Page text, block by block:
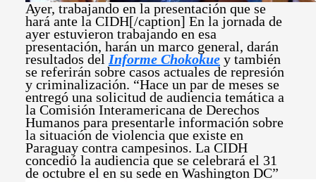
Ayer, trabajando en la presentación que se
hará ante la CIDH[/caption] En la jornada de
ayer estuvieron trabajando en esa
presentación, harán un marco general, darán
resultados del Informe Chokokue y también
se referirán sobre casos actuales de represión
y criminalización. “Hace un par de meses se
entregó una solicitud de audiencia temática a
la Comisión Interamericana de Derechos
Humanos para presentarle información sobre
la situación de violencia que existe en
Paraguay contra campesinos. La CIDH
concedió la audiencia que se celebrará el 31
de octubre el en su sede en Washington DC”